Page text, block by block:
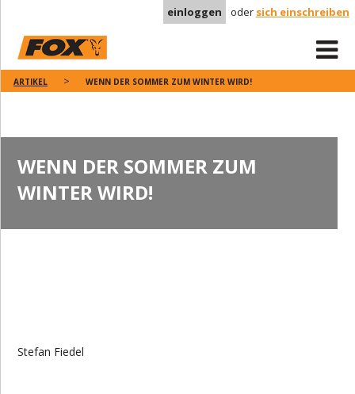
einloggen oder sich einschreiben
ARTIKEL WENN DER SOMMER ZUM WINTER WIRD!
WENN DER SOMMER ZUM
WINTER WIRD!
Stefan Fiedel